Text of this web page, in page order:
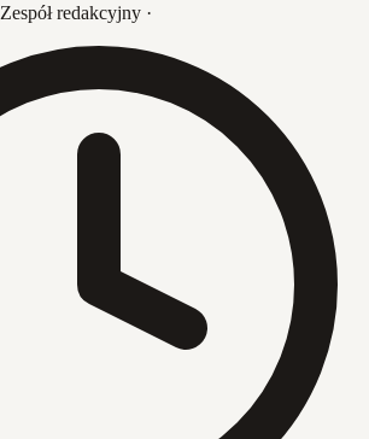
Zespół redakcyjny ·